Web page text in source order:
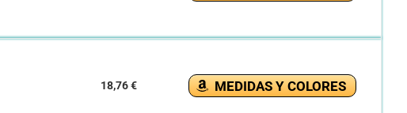
18,76 € MEDIDAS Y COLORES